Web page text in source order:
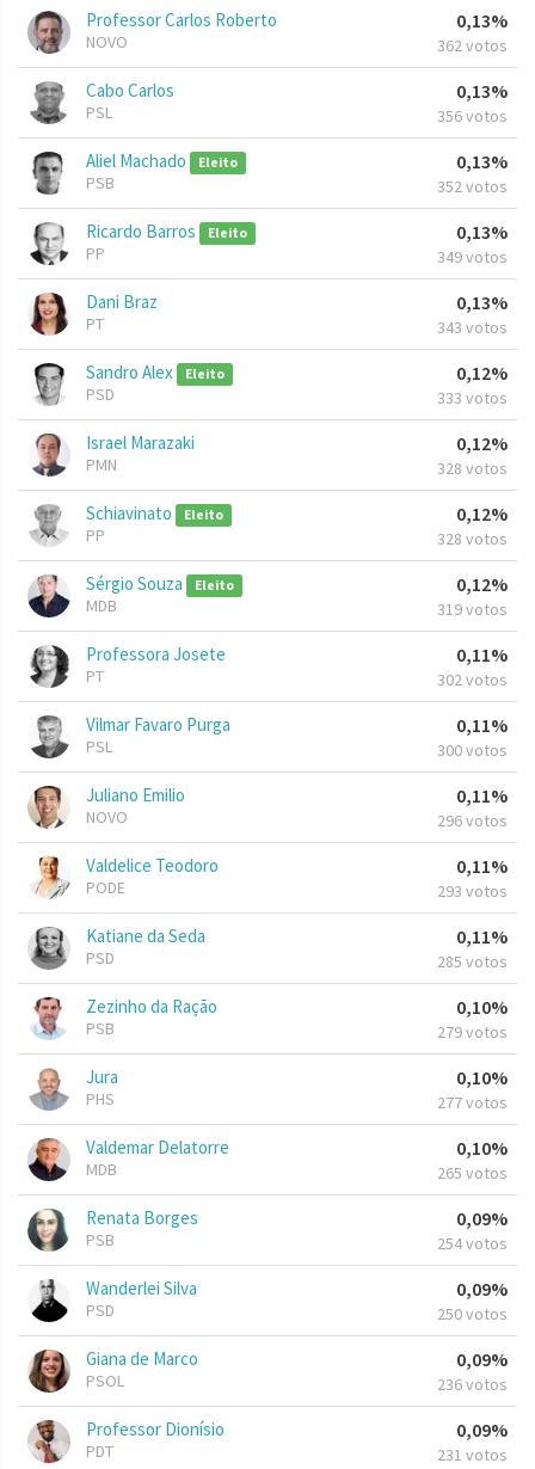
Professor Carlos Roberto
NOVO
0,13%
362 votos
Cabo Carlos
PSL
0,13%
356 votos
Aliel Machado Eleito
PSB
0,13%
352 votos
Ricardo Barros Eleito
PP
0,13%
349 votos
Dani Braz
PT
0,13%
343 votos
Sandro Alex Eleito
PSD
0,12%
333 votos
Israel Marazaki
PMN
0,12%
328 votos
Schiavinato Eleito
PP
0,12%
328 votos
Sérgio Souza Eleito
MDB
0,12%
319 votos
Professora Josete
PT
0,11%
302 votos
Vilmar Favaro Purga
PSL
0,11%
300 votos
Juliano Emilio
NOVO
0,11%
296 votos
Valdelice Teodoro
PODE
0,11%
293 votos
Katiane da Seda
PSD
0,11%
285 votos
Zezinho da Ração
PSB
0,10%
279 votos
Jura
PHS
0,10%
277 votos
Valdemar Delatorre
MDB
0,10%
265 votos
Renata Borges
PSB
0,09%
254 votos
Wanderlei Silva
PSD
0,09%
250 votos
Giana de Marco
PSOL
0,09%
236 votos
Professor Dionísio
PDT
0,09%
231 votos